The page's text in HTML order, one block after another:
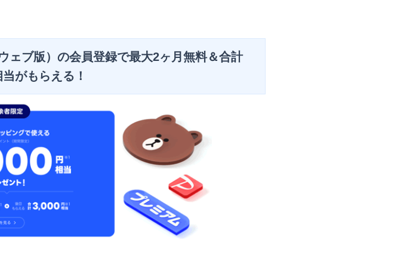
ェブ版）の会員登録で最大2ヶ月無料＆合計
がもらえる！